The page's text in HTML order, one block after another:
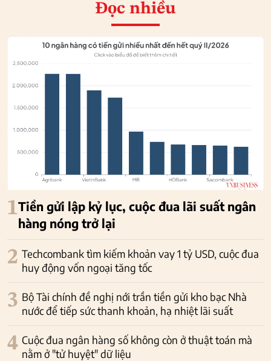
Đọc nhiều
1Tiền gửi lập kỷ lục, cuộc đua lãi suất ngân
hàng nóng trở lại
2 Techcombank tìm kiếm khoản vay 1 tỷ USD, cuộc đua
huy động vốn ngoại tăng tốc
3 Bộ Tài chính đề nghị nới trần tiền gửi kho bạc Nhà
nước để tiếp sức thanh khoản, hạ nhiệt lãi suất
4 Cuộc đua ngân hàng số không còn ở thuật toán mà
nằm ở "tử huyệt" dữ liệu